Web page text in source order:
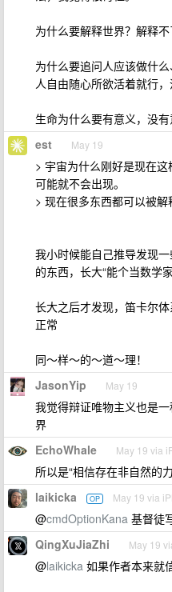
为什么要解释世界？解释
为什么要追问人应该做什
人自由随心所欲活着就行，
生命为什么要有意义，没有
est May 19
> 宇宙为什么刚好是现在
可能就不会出现。
> 现在很多东西都可以被
我小时候能自己推导发现
的东西，长大“能个当数学
长大之后才发现，笛卡尔
正常
同～样～的～道～理！
JasonYip May 19
我觉得辩证唯物主义也是
界
EchoWhale May 19 via
所以是“相信存在非自然的
laikicka OP May 19 via
@cmdOptionKana 基督徒
QingXuJiaZhi May 19
@laikicka 如果作者本来就